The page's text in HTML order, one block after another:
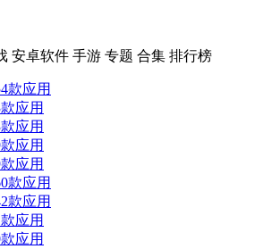
安卓软件 手游 专题 合集 排行榜
款应用
应用
应用
应用
应用
款应用
款应用
应用
应用